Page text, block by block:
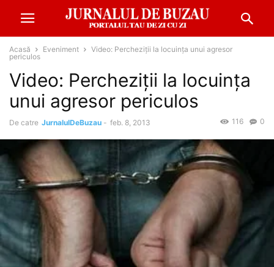
Acasă Eveniment
Video: Percheziții la locuința unui agresor
periculos
Video: Percheziții la locuința
unui agresor periculos
De catre JurnalulDeBuzau - feb. 8, 2013 0
116